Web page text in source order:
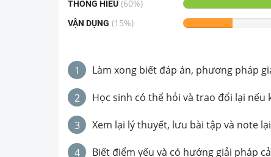
THÔNG HIỂU (60%)
VẬN DỤNG (15%)
1 Làm xong biết đáp án, phương pháp
2 Học sinh có thể hỏi và trao đổi lại nếu
3 Xem lại lý thuyết, lưu bài tập và note
4 Biết điểm yếu và có hướng giải pháp